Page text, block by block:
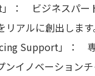
」： ビジネスパー
リアルに創出します
Support」：
ンイノベーション